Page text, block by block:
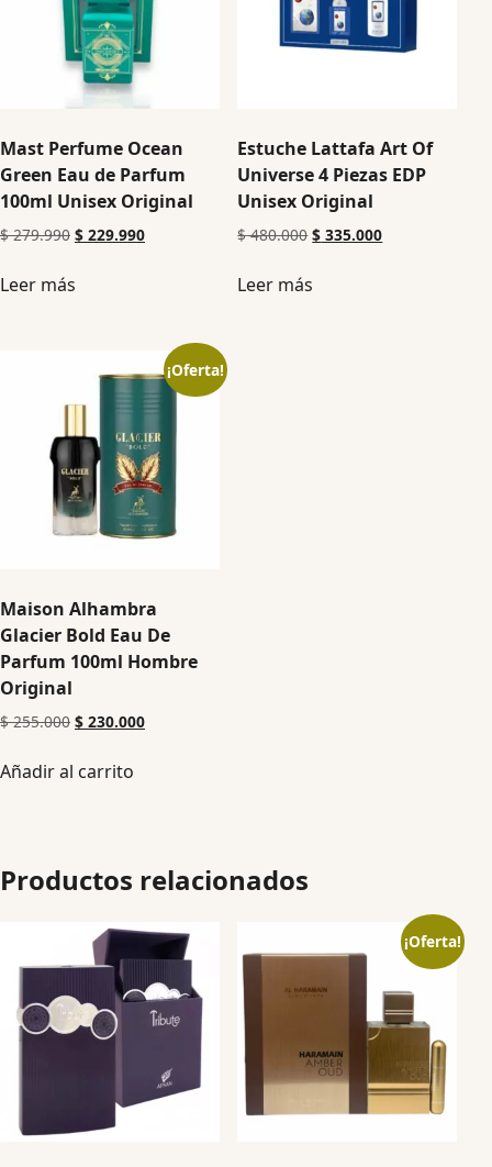
Mast Perfume Ocean
Green Eau de Parfum
100ml Unisex Original
$279.990 $ 229.990
Leer más
Estuche Lattafa Art Of
Universe 4 Piezas EDP
Unisex Original
$480.000 $ 335.000
Leer más
¡Oferta!
Maison Alhambra
Glacier Bold Eau De
Parfum 100ml Hombre
Original
$255.000 $ 230.000
Añadir al carrito
Productos relacionados
¡Oferta!